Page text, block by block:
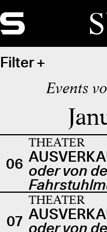
Filter
Events
06
THEATER
oder von
07
THEATER
oder von